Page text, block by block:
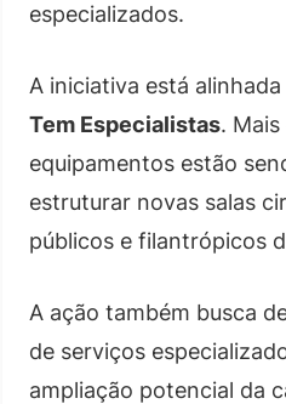
especializados.
A iniciativa está
Tem Especialistas. Mais
equipamentos estão
estruturar novas salas
públicos e filantrópicos
A ação também busca
de serviços
ampliação potencial da